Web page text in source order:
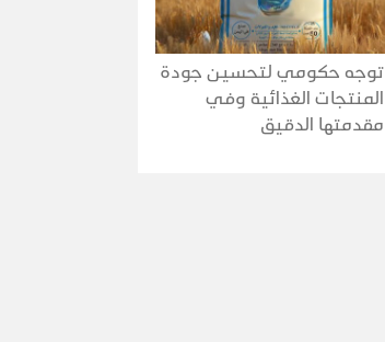
توجه حكومي لتحسين جودة
المنتجات الغذائية وفي
مقدمتها الدقيق